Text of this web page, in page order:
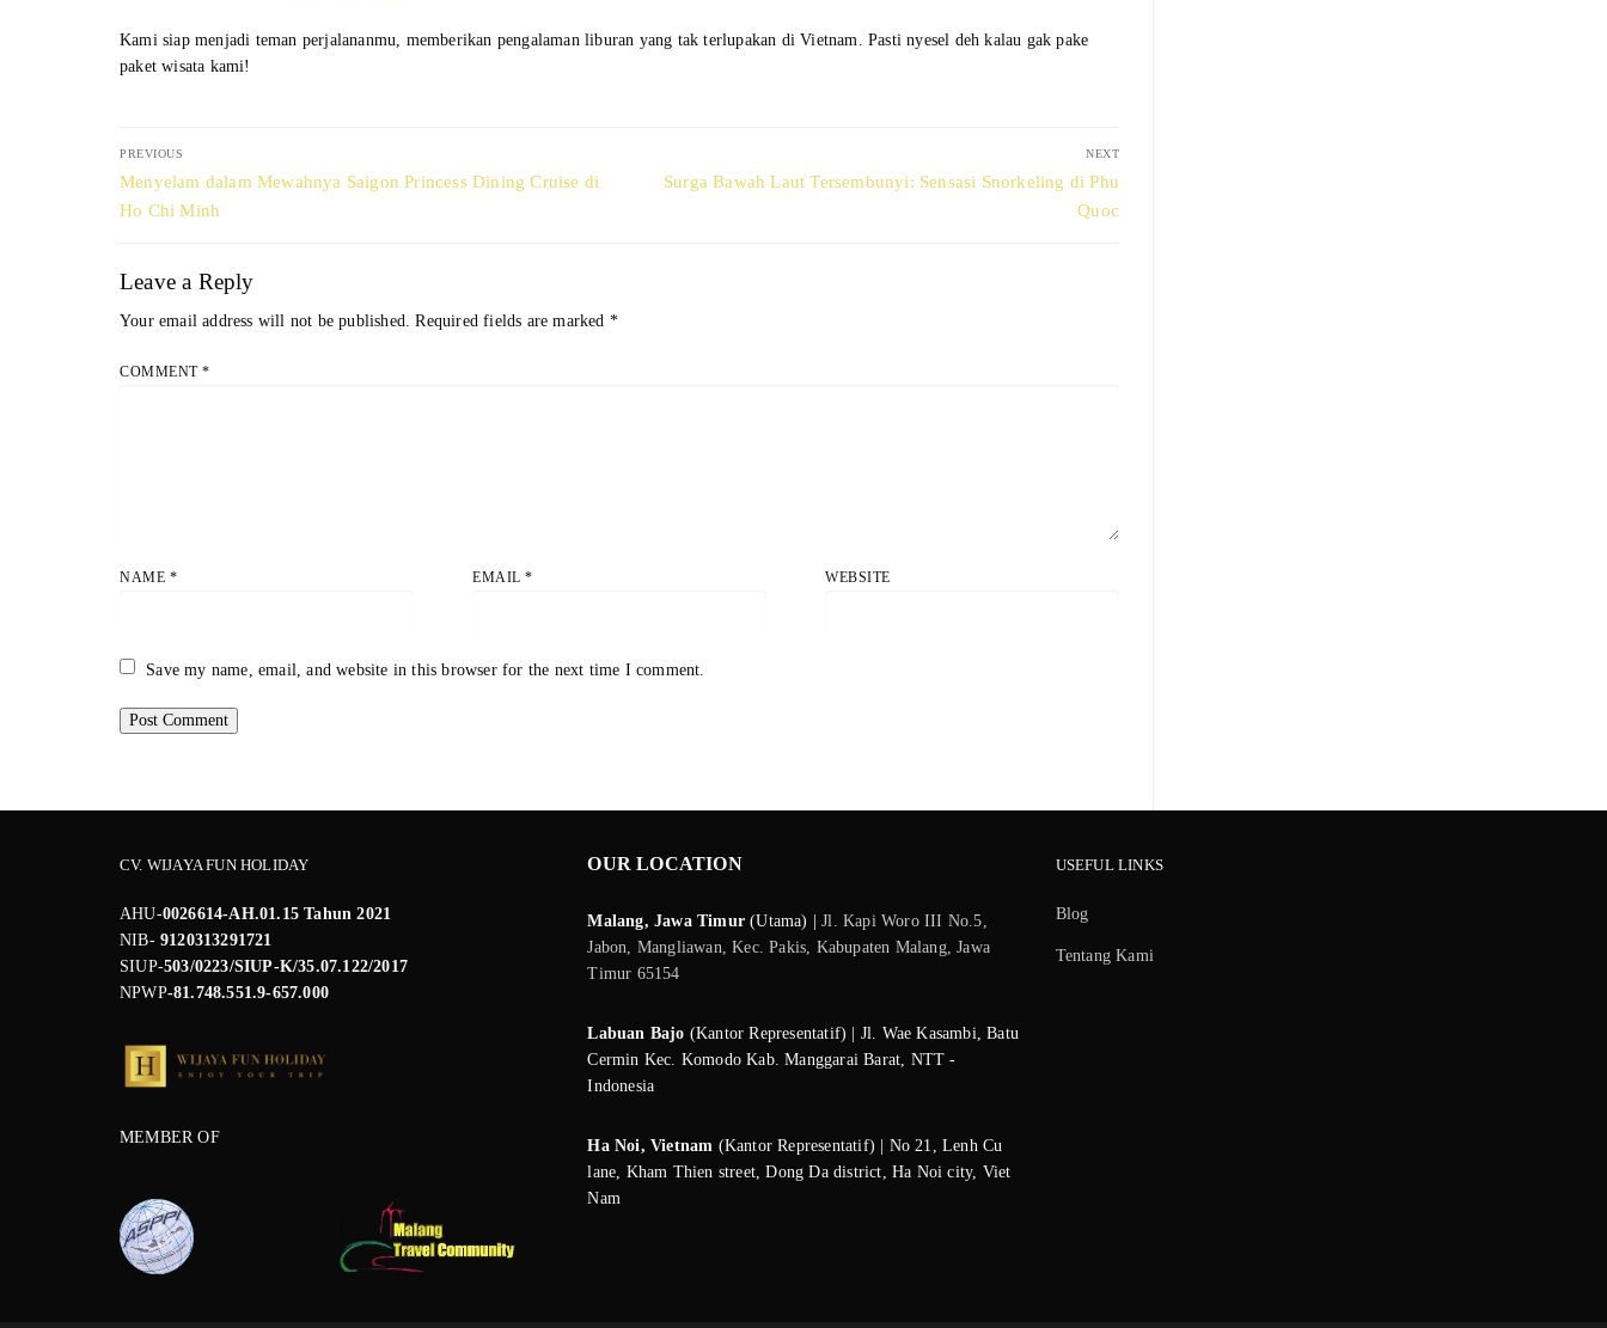
Kami siap menjadi teman perjalananmu, memberikan pengalaman liburan yang tak terlupakan di Vietnam. Pasti nyesel deh kalau gak pake
paket wisata kami!
Post
navigation
PREVIOUS
Previous
post:
Menyelam dalam Mewahnya Saigon Princess Dining Cruise di
Ho Chi Minh
NEXT
Next
Surga Bawah Laut Tersembunyi: Sensasi Snorkeling di Phu
Quoc
Leave a Reply
Your email address will not be published. Required fields are marked *
COMMENT *
NAME * EMAIL* WEBSITE
Save my name, email, and website in this browser for the next time I comment.
CV. WIJAYA FUN HOLIDAY
AHU-0026614-AH.01.15 Tahun 2021
NIB-9120313291721
SIUP-503/0223/SIUP-K/35.07.122/2017
NPWP-81.748.551.9-657.000
MEMBER OF
OUR LOCATION
Malang, Jawa Timur(Utama) |
Jl. Kapi Woro III No.5,
Jabon, Mangliawan, Kec. Pakis, Kabupaten Malang, Jawa
Timur 65154
Labuan Bajo (Kantor Representatif) | Jl. Wae Kasambi, Batu
Cermin Kec. Komodo Kab. Manggarai Barat, NTT -
Indonesia
Ha Noi, Vietnam (Kantor Representatif) | No 21, Lenh Cu
lane, Kham Thien street, Dong Da district, Ha Noi city, Viet
Nam
USEFUL LINKS
Blog
Tentang Kami